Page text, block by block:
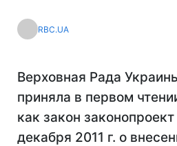
RBC.UA
Верховная Рада
приняла в первом
как закон
декабря 2011 г. о